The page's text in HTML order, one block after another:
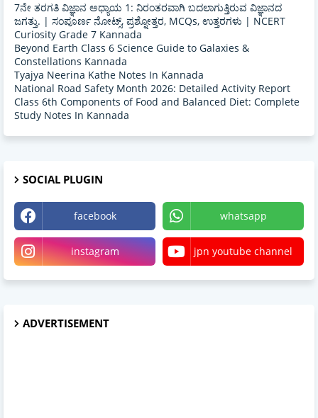
7ನೇ ತರಗತಿ ವಿಜ್ಞಾನ ಅಧ್ಯಾಯ 1: ನಿರಂತರವಾಗಿ ಬದಲಾಗುತ್ತಿರುವ ವಿಜ್ಞಾನದ
ಜಗತ್ತು. | ಸಂಪೂರ್ಣ ನೋಟ್ಸ್, ಪ್ರಶ್ನೋತ್ತರ, MCQs, ಉತ್ತರಗಳು | NCERT
Curiosity Grade 7 Kannada
Beyond Earth Class 6 Science Guide to Galaxies &
Constellations Kannada
Tyajya Neerina Kathe Notes In Kannada
National Road Safety Month 2026: Detailed Activity Report
Class 6th Components of Food and Balanced Diet: Complete
Study Notes In Kannada
SOCIAL PLUGIN
facebook whatsapp
instagram jpn youtube channel
ADVERTISEMENT